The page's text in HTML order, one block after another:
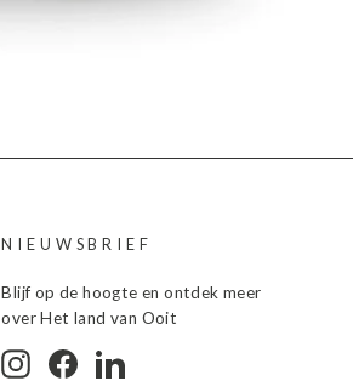
NIEUWSBRIEF
Blijf op de hoogte en ontdek meer
over Het land van Ooit
InstagramFacebook